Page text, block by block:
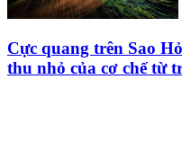
Cực quang trên Sao
thu nhỏ của cơ chế từ